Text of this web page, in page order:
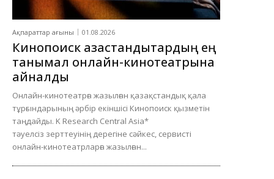
Ақпараттар ағыны 01.08.2026
Кинопоиск қазақстандықтардың ең
танымал онлайн-кинотеатрына
айналды
Онлайн-кинотеатрға жазылған қазақстандық қала
тұрғындарының әрбір екіншісі Кинопоиск қызметін
таңдайды. K Research Central Asia*
тәуелсіз зерттеуінің дерегіне сәйкес, сервисті
онлайн-кинотеатрларға жазылған...